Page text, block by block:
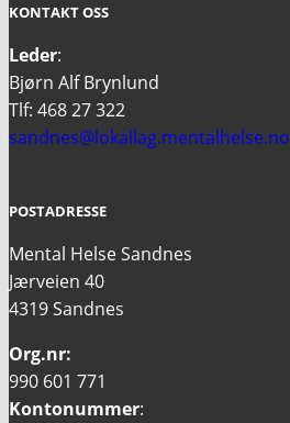
KONTAKT OSS
Leder:
Bjørn Alf Brynlund
Tlf: 468 27 322
sandnes@lokallag.mentalhelse.no
POSTADRESSE
Mental Helse Sandnes
Jærveien 40
4319 Sandnes
Org.nr:
990 601 771
Kontonummer: